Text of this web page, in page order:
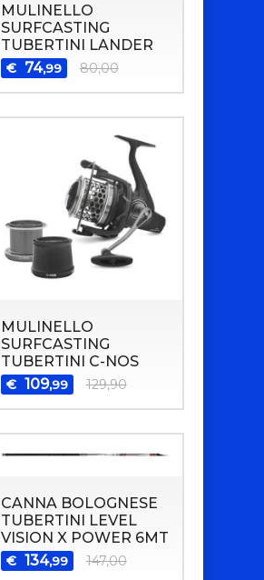
MULINELLO
SURFCASTING
TUBERTINI LANDER
€ 74,99 80,00
MULINELLO
SURFCASTING
TUBERTINI C-NOS
€ 109,99 129,90
CANNA BOLOGNESE
TUBERTINI LEVEL
VISION X POWER 6MT
€ 134,99 147,00